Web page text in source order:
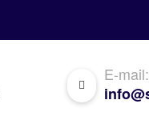
E-mail: